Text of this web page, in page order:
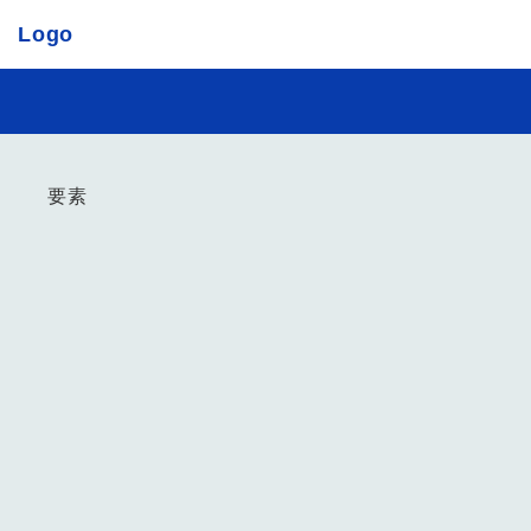
Logo
要素